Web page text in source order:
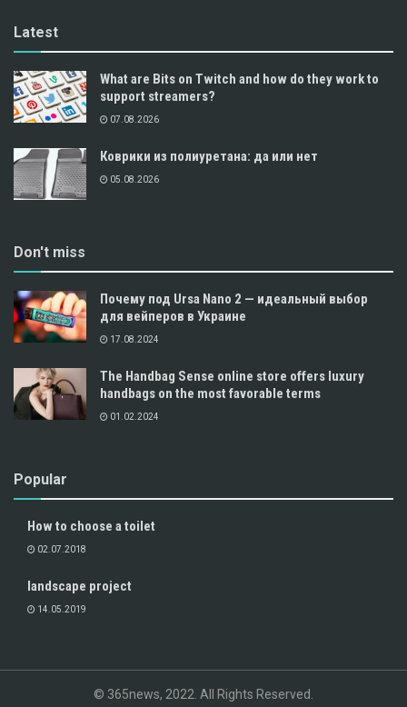
Latest
What are Bits on Twitch and how do they work to
support streamers?
07.08.2026
Коврики из полиуретана: да или нет
05.08.2026
Don't miss
Почему под Ursa Nano 2 — идеальный выбор
для вейперов в Украине
17.08.2024
The Handbag Sense online store offers luxury
handbags on the most favorable terms
01.02.2024
Popular
How to choose a toilet
02.07.2018
landscape project
14.05.2019
© 365news, 2022. All Rights Reserved.